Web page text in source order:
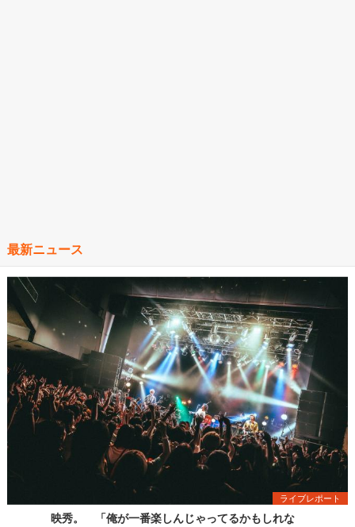
最新ニュース
ライブレポート
映秀。 「俺が一番楽しんじゃってるかもしれな